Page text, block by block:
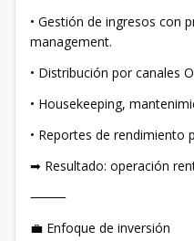
• Gestión de ingresos con
management.
• Distribución por canales
• Housekeeping,
• Reportes de rendimiento
➡ Resultado: operación
⸻
💼 Enfoque de inversión